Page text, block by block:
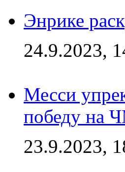
Энрике
24.9.2023,
Месси
победу на
23.9.2023,